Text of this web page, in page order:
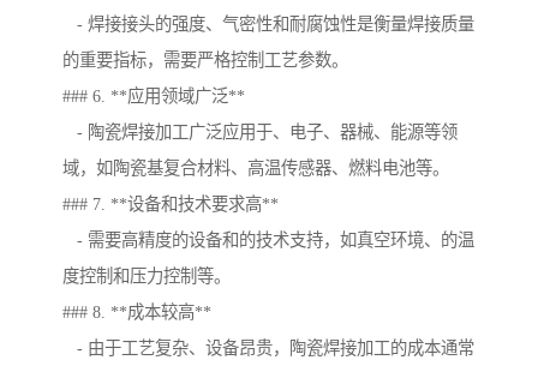
- 焊接接头的强度、气密性和耐腐蚀性是衡量焊接质量
的重要指标，需要严格控制工艺参数。
### 6. **应用领域广泛**
- 陶瓷焊接加工广泛应用于、电子、器械、能源等领
域，如陶瓷基复合材料、高温传感器、燃料电池等。
### 7. **设备和技术要求高**
- 需要高精度的设备和的技术支持，如真空环境、的温
度控制和压力控制等。
### 8. **成本较高**
- 由于工艺复杂、设备昂贵，陶瓷焊接加工的成本通常